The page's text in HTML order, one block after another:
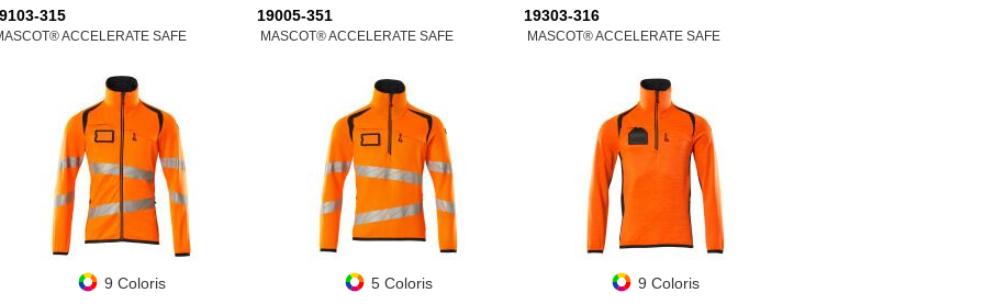
315
ACCELERATE SAFE
9 Coloris
19005-351
MASCOT® ACCELERATE SAFE
5 Coloris
19303-316
MASCOT® ACCELERATE SAFE
9 Coloris